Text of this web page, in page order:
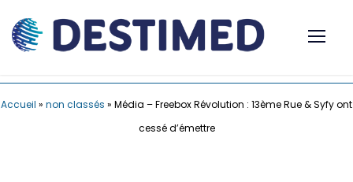
Accueil » non classés » Média – Freebox Révolution : 13ème Rue & Syfy ont
cessé d’émettre